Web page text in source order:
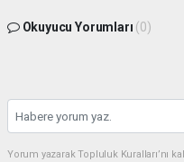
Okuyucu Yorumları (0)
Yorum yazarak Topluluk Kuralları’nı